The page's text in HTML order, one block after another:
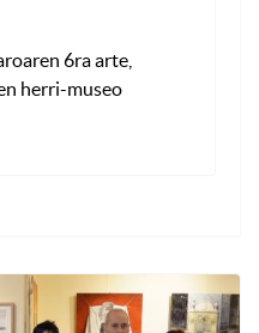
6ra arte,
herri-museo